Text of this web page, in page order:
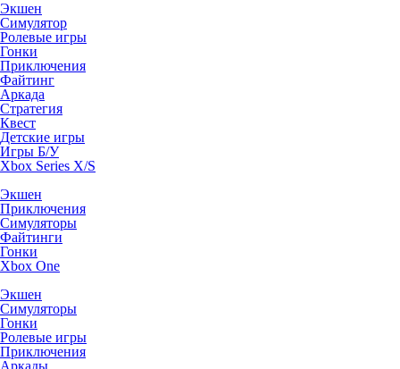
Экшен
Симулятор
Ролевые игры
Гонки
Приключения
Файтинг
Аркада
Стратегия
Квест
Детские игры
Игры Б/У
Xbox Series X/S
Экшен
Приключения
Симуляторы
Файтинги
Гонки
Xbox One
Экшен
Симуляторы
Гонки
Ролевые игры
Приключения
Аркады